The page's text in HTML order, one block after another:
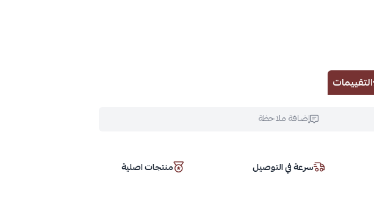
التقييمات
إضافة ملاحظة
سرعة في التوصيل منتجات اصلية